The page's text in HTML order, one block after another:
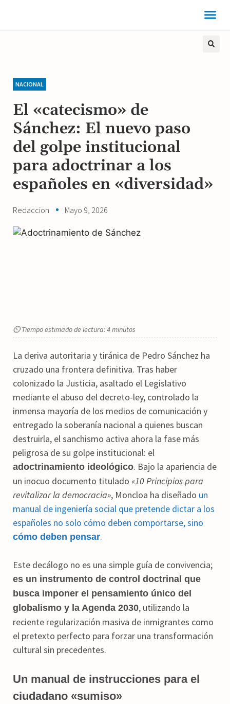
NACIONAL
El «catecismo» de
Sánchez: El nuevo paso
del golpe institucional
para adoctrinar a los
españoles en «diversidad»
Redaccion Mayo 9, 2026
⏲ Tiempo estimado de lectura: 4 minutos
La deriva autoritaria y tiránica de Pedro Sánchez ha
cruzado una frontera definitiva. Tras haber
colonizado la Justicia, asaltado el Legislativo
mediante el abuso del decreto-ley, controlado la
inmensa mayoría de los medios de comunicación y
entregado la soberanía nacional a quienes buscan
destruirla, el sanchismo activa ahora la fase más
peligrosa de su golpe institucional: el
adoctrinamiento ideológico. Bajo la apariencia de
un inocuo documento titulado «10 Principios para
revitalizar la democracia», Moncloa ha diseñado un
manual de ingeniería social que pretende dictar a los
españoles no solo cómo deben comportarse, sino
cómo deben pensar.
Este decálogo no es una simple guía de convivencia;
es un instrumento de control doctrinal que
busca imponer el pensamiento único del
globalismo y la Agenda 2030, utilizando la
reciente regularización masiva de inmigrantes como
el pretexto perfecto para forzar una transformación
cultural sin precedentes.
Un manual de instrucciones para el
ciudadano «sumiso»